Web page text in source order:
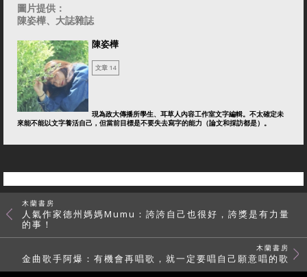
圖片提供：
陳姿樺、大誌雜誌
陳姿樺
文章 14
現為政大傳播所學生、耳草人內容工作室文字編輯。不太確定未
來能不能以文字養活自己，但當前目標是不要失去寫字的能力（論文和採訪都是）。
木蘭書房
人氣作家德州媽媽Mumu：誇誇自己也很好，誇獎是有力量
的事！
木蘭書房
金曲歌手阿爆：有機會再唱歌，就一定要唱自己願意唱的歌